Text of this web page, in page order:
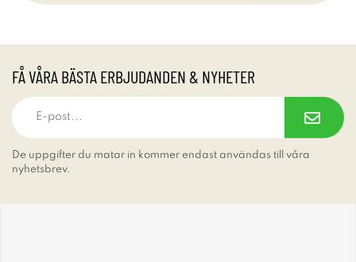
FÅ VÅRA BÄSTA ERBJUDANDEN & NYHETER
De uppgifter du matar in kommer endast användas till våra
nyhetsbrev.